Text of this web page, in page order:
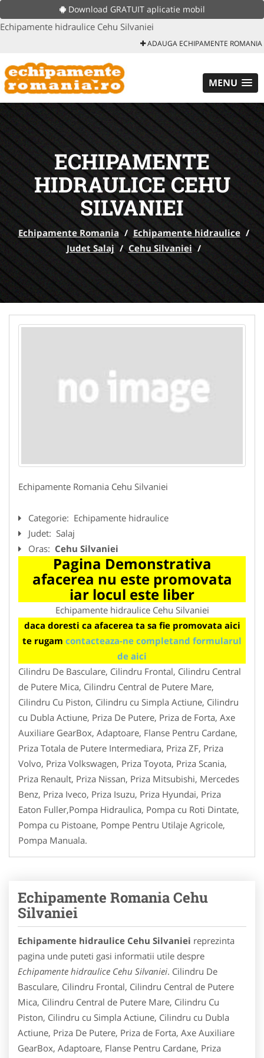
Download GRATUIT aplicatie mobil
Echipamente hidraulice Cehu Silvaniei
ADAUGA ECHIPAMENTE ROMANIA
MENU
ECHIPAMENTE
HIDRAULICE CEHU
SILVANIEI
Echipamente Romania / Echipamente hidraulice /
Judet Salaj / Cehu Silvaniei /
Echipamente Romania Cehu Silvaniei
Categorie: Echipamente hidraulice
Judet: Salaj
Oras: Cehu Silvaniei
Pagina Demonstrativa
afacerea nu este promovata
iar locul este liber
Echipamente hidraulice Cehu Silvaniei
daca doresti ca afacerea ta sa fie promovata aici
te rugam contacteaza-ne completand formularul
de aici
Cilindru De Basculare, Cilindru Frontal, Cilindru Central
de Putere Mica, Cilindru Central de Putere Mare,
Cilindru Cu Piston, Cilindru cu Simpla Actiune, Cilindru
cu Dubla Actiune, Priza De Putere, Priza de Forta, Axe
Auxiliare GearBox, Adaptoare, Flanse Pentru Cardane,
Priza Totala de Putere Intermediara, Priza ZF, Priza
Volvo, Priza Volkswagen, Priza Toyota, Priza Scania,
Priza Renault, Priza Nissan, Priza Mitsubishi, Mercedes
Benz, Priza Iveco, Priza Isuzu, Priza Hyundai, Priza
Eaton Fuller,Pompa Hidraulica, Pompa cu Roti Dintate,
Pompa cu Pistoane, Pompe Pentru Utilaje Agricole,
Pompa Manuala.
Echipamente Romania Cehu
Silvaniei
Echipamente hidraulice Cehu Silvaniei reprezinta
pagina unde puteti gasi informatii utile despre
Echipamente hidraulice Cehu Silvaniei. Cilindru De
Basculare, Cilindru Frontal, Cilindru Central de Putere
Mica, Cilindru Central de Putere Mare, Cilindru Cu
Piston, Cilindru cu Simpla Actiune, Cilindru cu Dubla
Actiune, Priza De Putere, Priza de Forta, Axe Auxiliare
GearBox, Adaptoare, Flanse Pentru Cardane, Priza